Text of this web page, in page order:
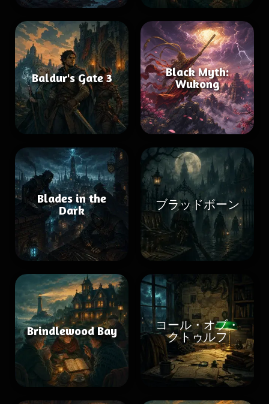
Baldur's Gate 3
Black Myth:
Wukong
Blades in the
Dark
ブラッドボーン
Brindlewood Bay
コール・オブ・
クトゥルフ